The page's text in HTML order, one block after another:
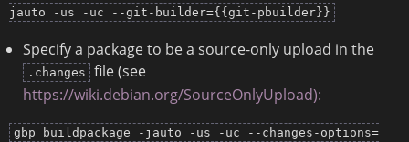
jauto -us -uc --git-builder={{git-pbuilder}}
Specify a package to be a source-only upload in the
.changes
file (see
https://wiki.debian.org/SourceOnlyUpload):
gbp buildpackage -jauto -us -uc --changes-options=